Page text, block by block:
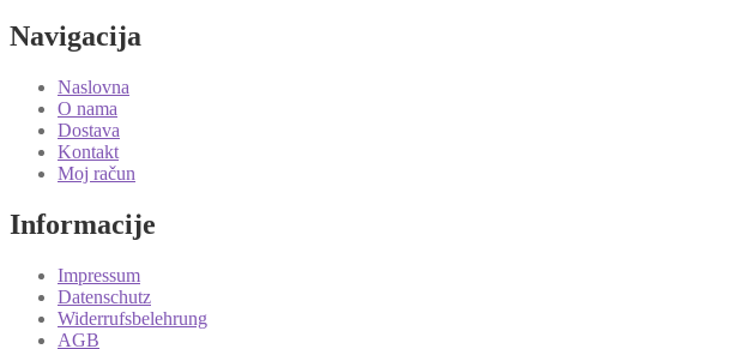
Navigacija
Naslovna
O nama
Dostava
Kontakt
Moj račun
Informacije
Impressum
Datenschutz
Widerrufsbelehrung
AGB